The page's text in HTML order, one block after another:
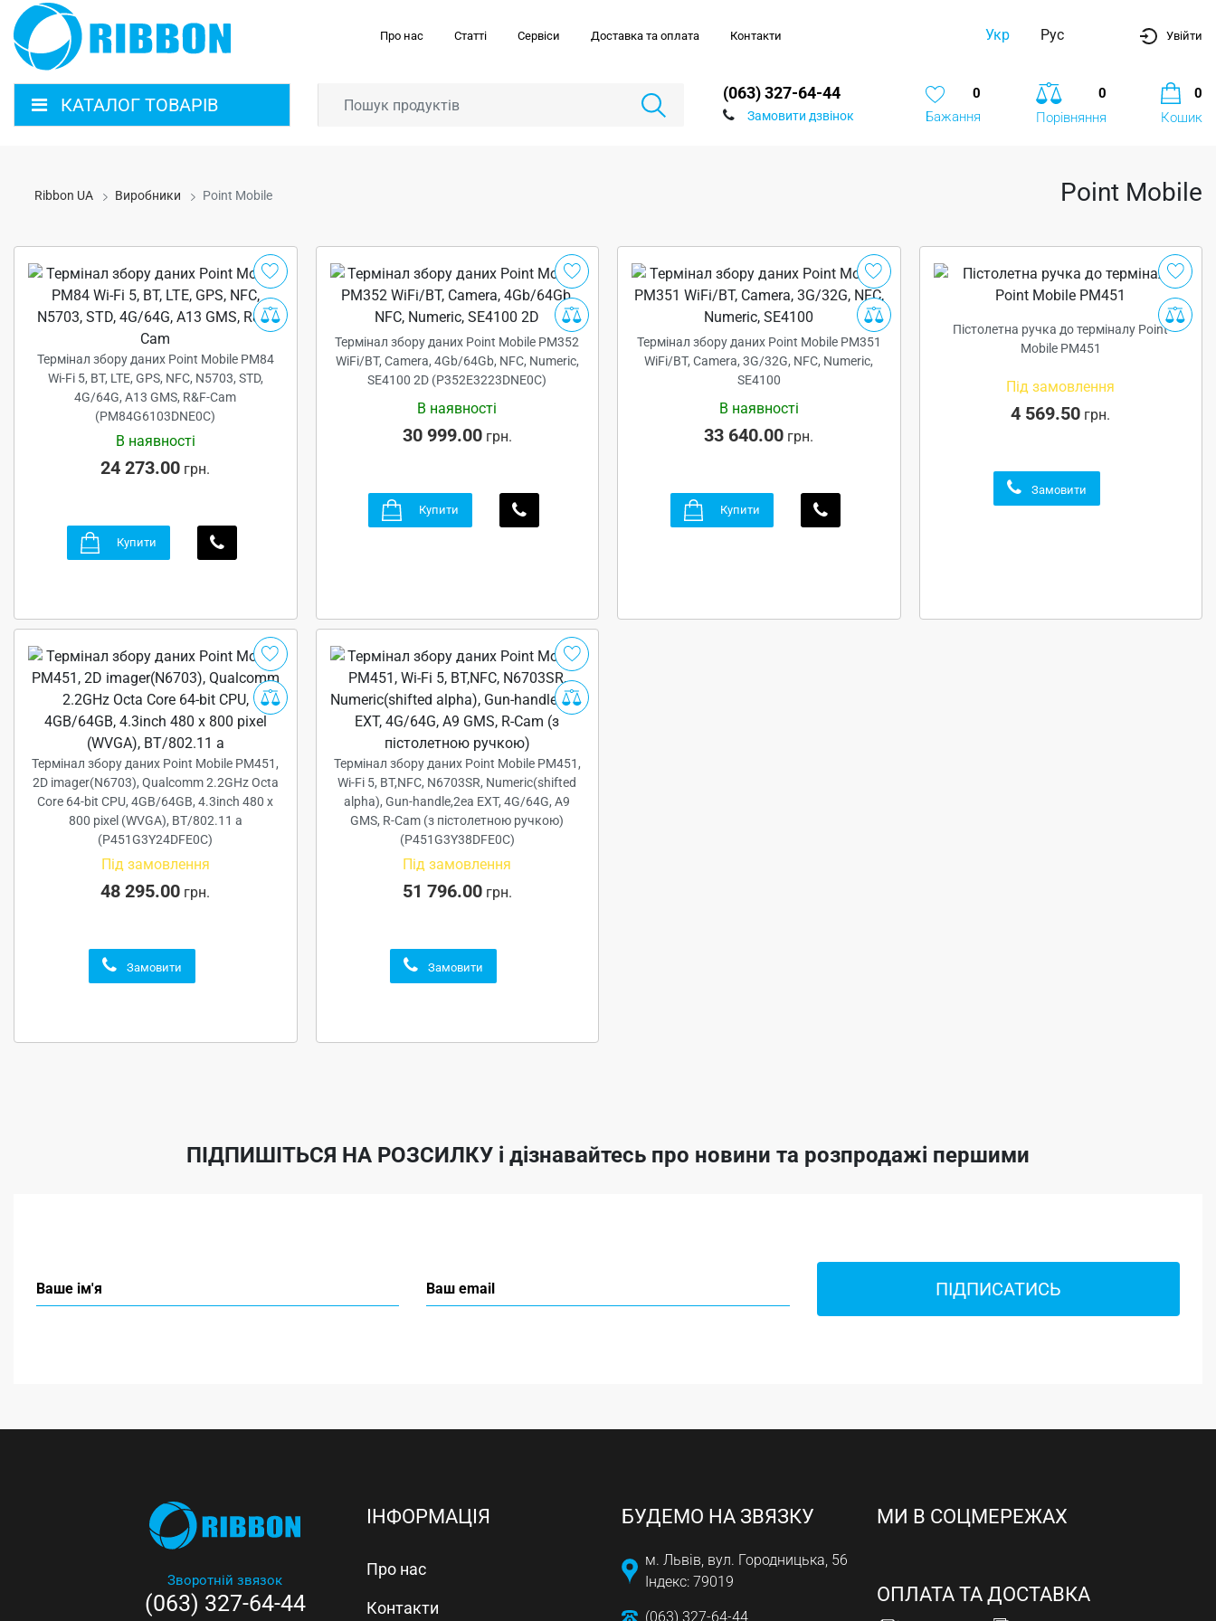
Про нас Статті Сервіси Доставка та оплата Контакти Укр Рус Увійти
КАТАЛОГ ТОВАРІВ
(063) 327-64-44
Замовити дзвінок
0
Бажання
0
Порівняння
0
Кошик
Ribbon UA Виробники Point Mobile Point Mobile
Термінал збору даних Point Mobile PM84
Wi-Fi 5, BT, LTE, GPS, NFC, N5703, STD,
4G/64G, A13 GMS, R&F-Cam
(PM84G6103DNE0C)
В наявності
24 273.00 грн.
Купити
Термінал збору даних Point Mobile PM352
WiFi/BT, Camera, 4Gb/64Gb, NFC, Numeric,
SE4100 2D (P352E3223DNE0C)
В наявності
30 999.00грн.
Купити
Термінал збору даних Point Mobile PM351
WiFi/BT, Camera, 3G/32G, NFC, Numeric,
SE4100
В наявності
33 640.00 грн.
Купити
Пістолетна ручка до терміналу Point
Mobile PM451
Під замовлення
4 569.50 грн.
Замовити
Термінал збору даних Point Mobile PM451,
2D imager(N6703), Qualcomm 2.2GHz Octa
Core 64-bit CPU, 4GB/64GB, 4.3inch 480 x
800 pixel (WVGA), BT/802.11 a
(P451G3Y24DFE0C)
Під замовлення
48 295.00 грн.
Замовити
Термінал збору даних Point Mobile PM451,
Wi-Fi 5, BT,NFC, N6703SR, Numeric(shifted
alpha), Gun-handle,2ea EXT, 4G/64G, A9
GMS, R-Cam (з пістолетною ручкою)
(P451G3Y38DFE0C)
Під замовлення
51 796.00грн.
Замовити
ПІДПИШІТЬСЯ НА РОЗСИЛКУ і дізнавайтесь про новини та розпродажі першими
ПІДПИСАТИСЬ
Зворотній звязок
(063) 327-64-44
ІНФОРМАЦІЯ
Про нас
Контакти
БУДЕМО НА ЗВЯЗКУ
м. Львів, вул. Городницька, 56
Індекс: 79019
(063) 327-64-44
МИ В СОЦМЕРЕЖАХ
ОПЛАТА ТА ДОСТАВКА